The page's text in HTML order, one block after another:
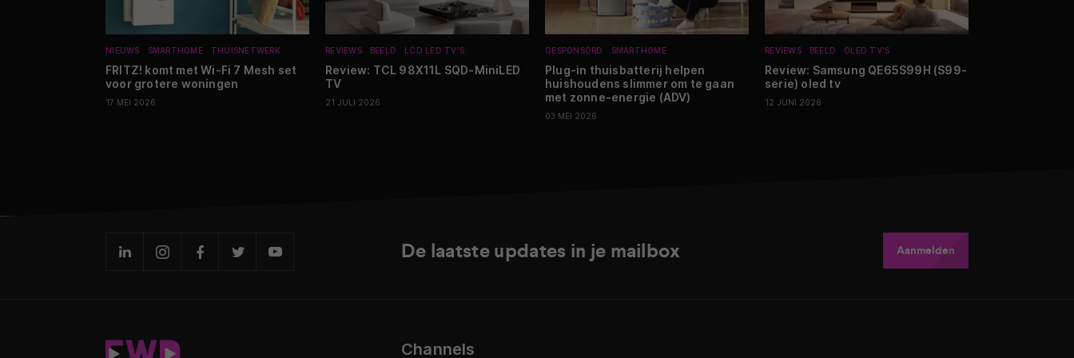
NIEUWS SMARTHOME THUISNETWERK
FRITZ! komt met Wi-Fi 7 Mesh set
voor grotere woningen
17 MEI 2026
REVIEWS BEELD LCD LED TV'S
Review: TCL 98X11L SQD-MiniLED
TV
21 JULI 2026
GESPONSORD SMARTHOME
Plug-in thuisbatterij helpen
huishoudens slimmer om te gaan
met zonne-energie (ADV)
03 MEI 2026
REVIEWS BEELD OLED TV'S
Review: Samsung QE65S99H (S99-
serie) oled tv
12 JUNI 2026
De laatste updates in je mailbox Aanmelden
Channels